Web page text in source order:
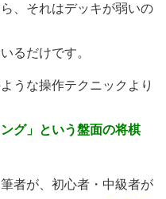
、それはデッキが弱いの
るだけです。
うな操作テクニックより
グ」という盤面の将棋
者が、初心者・中級者が